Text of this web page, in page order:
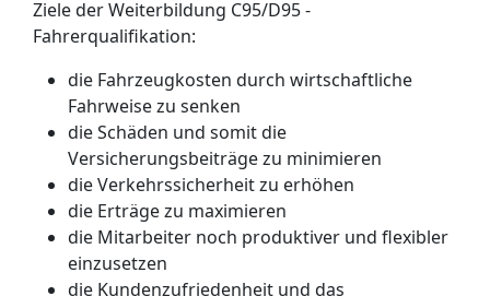
Ziele der Weiterbildung C95/D95 -
Fahrerqualifikation:
die Fahrzeugkosten durch wirtschaftliche
Fahrweise zu senken
die Schäden und somit die
Versicherungsbeiträge zu minimieren
die Verkehrssicherheit zu erhöhen
die Erträge zu maximieren
die Mitarbeiter noch produktiver und flexibler
einzusetzen
die Kundenzufriedenheit und das